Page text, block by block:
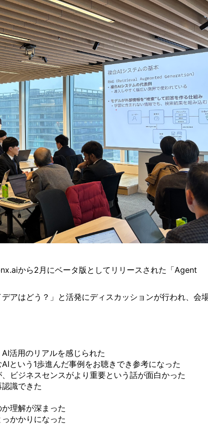
から2月にベータ版としてリリースされた「Agent
アはどう？」と活発にディスカッションが行われ、会
活用のリアルを感じられた
という1歩進んだ事例をお聴きでき参考になった
ビジネスセンスがより重要という話が面白かった
識できた
理解が深まった
かかりになった